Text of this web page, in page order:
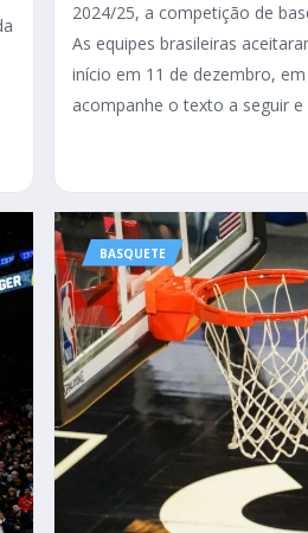
2024/25, a competição de
As equipes brasileiras
início em 11 de dezembro,
acompanhe o texto a seguir e
BASQUETE